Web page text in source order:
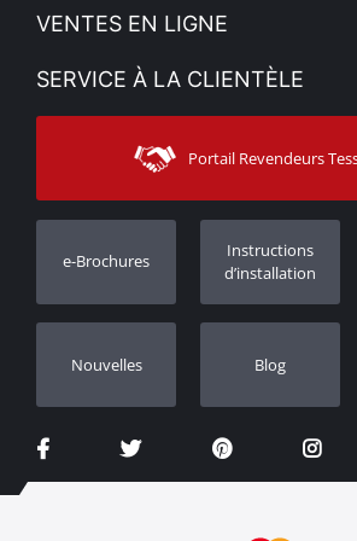
L'entreprise
Voir nos actualités
Sitemap
VENTES EN LIGNE
Mon compte
Moyens d’expédition
SERVICE À LA CLIENTÈLE
Contacter
Assistance aux clients
Suivi des commandes
Concessionnaires
Portail Revendeurs
e-Brochures
Instructions
d’installation
Nouvelles Blog